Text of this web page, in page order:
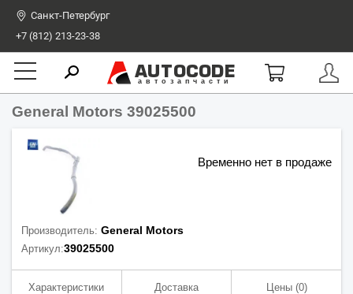
Санкт-Петербург
+7 (812) 213-23-38
AUTOCODE
автозапчасти
General Motors 39025500
Временно нет в продаже
Производитель: General Motors
Артикул:39025500
Характеристики Доставка Цены(0)